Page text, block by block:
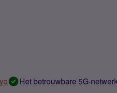
Het betrouwbare 5G-